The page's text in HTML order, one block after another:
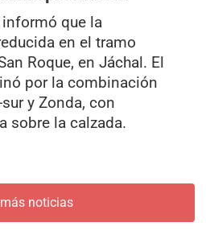
que la
en el tramo
Roque, en Jáchal. El
por la combinación
y Zonda, con
sobre la calzada.
noticias